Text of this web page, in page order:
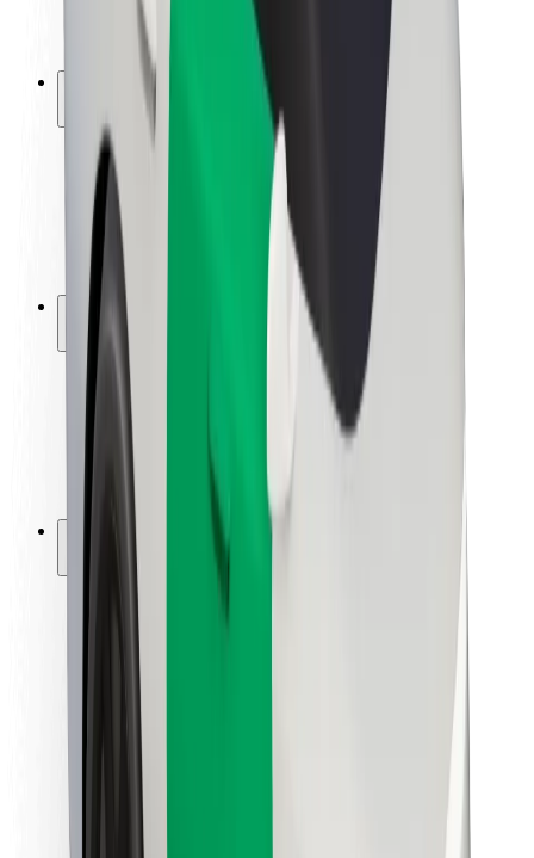
მედია
ურბანული ფონდი
უსაფრთხოება
მგზავრების უსაფრთხოება
მძღოლების უსაფრთხოება
სკუტერის უსაფრთხოება
უსაფრთხოება
ქალაქები
ლოკაციები
ქალაქი უკეთესობისკენ
აეროპორტები
Bolt-ის დასატენი სადგური
მხარდაჭერა
მგზავრებისთვის
მძღოლებისთვის
კურიერებისთვის
Bolt Food
ავტოპარკის მფლობელებისთვის
რესტორნებისთვის
Bolt for Business